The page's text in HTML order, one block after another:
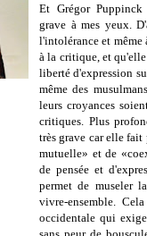
Et Grégor
grave à mes yeux.
l'intolérance et même
à la critique, et
liberté d'expression
même des
leurs croyances
critiques. Plus
très grave car elle
mutuelle» et de
de pensée et
permet de museler
vivre-ensemble.
occidentale qui